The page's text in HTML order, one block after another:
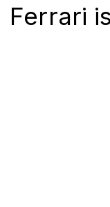
Ferrari